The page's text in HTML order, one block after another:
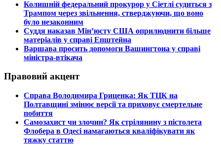
​Колишній федеральний прокурор у Сіетлі судиться з
Трампом через звільнення, стверджуючи, що воно
було незаконним
​Суддя наказав Мін’юсту США оприлюднити більше
матеріалів у справі Епштейна
​Варшава просить допомоги Вашингтона у справі
міністра-втікача
Правовий акцент
​Справа Володимира Гриценка: Як ТЦК на
Полтавщині змінює версії та приховує смертельне
побиття
​Самозахист чи злочин? Як стрілянину з пістолета
Флобера в Одесі намагаються кваліфікувати як
тяжку статтю